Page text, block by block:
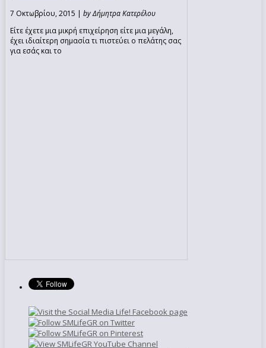
7 Οκτωβρίου, 2015 | by Δήμητρα Κατερέλου
Είτε έχετε μια μικρή επιχείρηση είτε μια μεγάλη,
έχει ιδιαίτερη σημασία τι πιστεύει ο πελάτης σας
για εσάς και το